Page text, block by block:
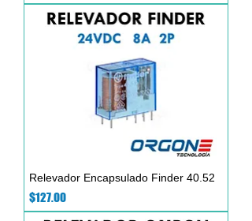
Relevador Encapsulado Finder 40.52
Precio
$127.00